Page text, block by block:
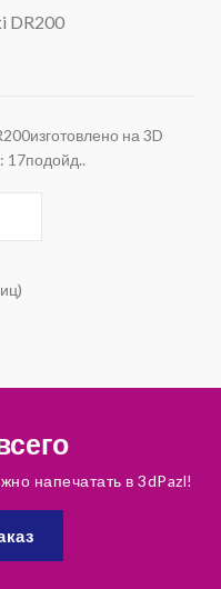
DR200
на 3D
17подойд..
напечатать в 3dPazl!